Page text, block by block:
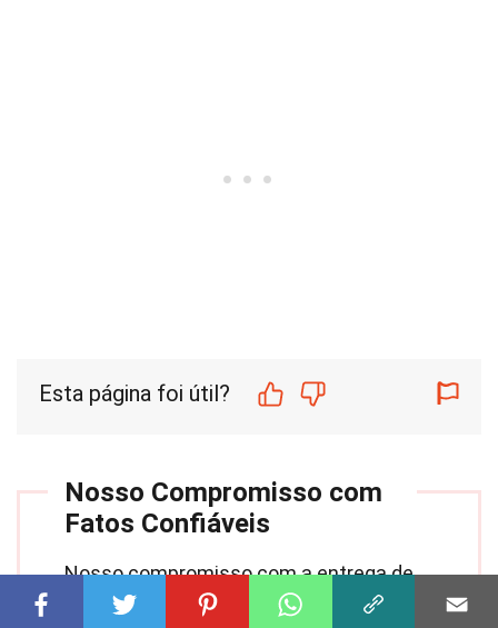
Esta página foi útil?
Nosso Compromisso com
Fatos Confiáveis
Nosso compromisso com a entrega de
conteúdo confiável e envolvente está no